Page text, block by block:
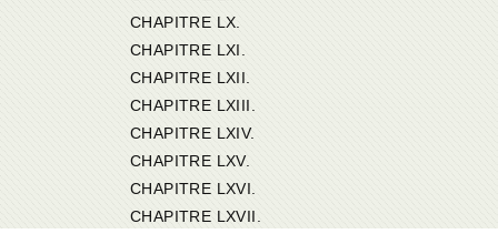
CHAPITRE LX.
CHAPITRE LXI.
CHAPITRE LXII.
CHAPITRE LXIII.
CHAPITRE LXIV.
CHAPITRE LXV.
CHAPITRE LXVI.
CHAPITRE LXVII.